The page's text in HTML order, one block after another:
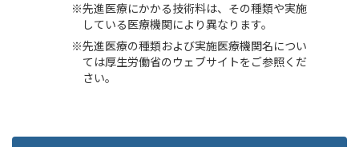
先進医療にかかる技術料は、その種類や実施
している医療機関により異なります。
先進医療の種類および実施医療機関名につい
ては厚生労働省のウェブサイトをご参照くだ
さい。